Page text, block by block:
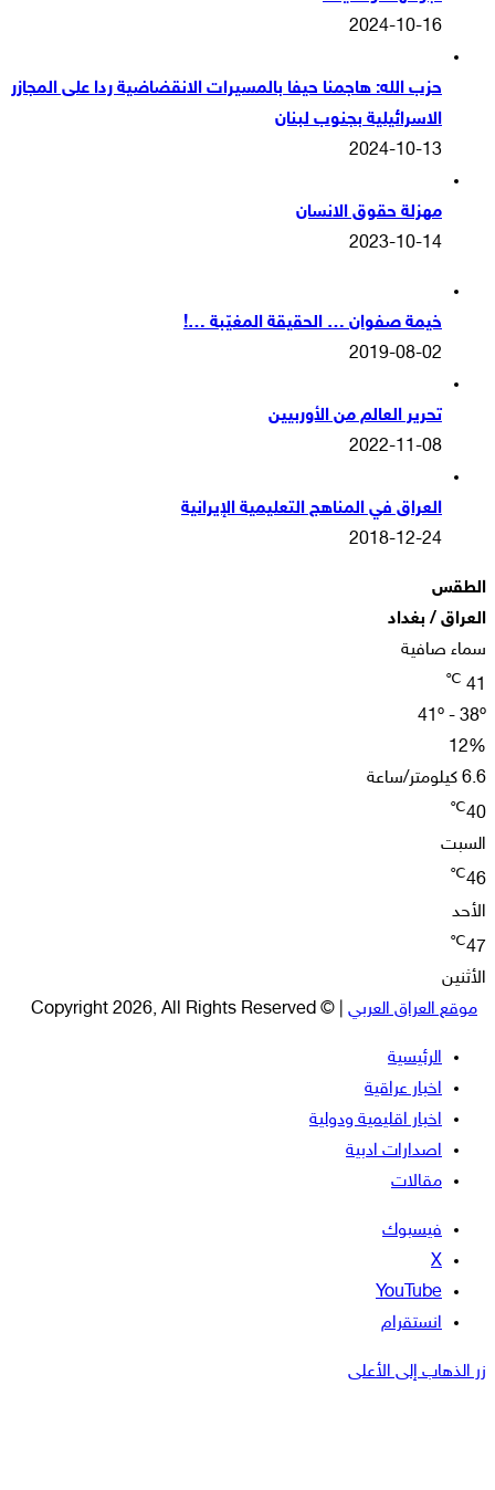
2024-10-16
حزب الله: هاجمنا حيفا بالمسيرات الانقضاضية ردا على المجازر
الاسرائيلية بجنوب لبنان
2024-10-13
مهزلة حقوق الانسان
2023-10-14
خيمة صفوان … الحقيقة المغيّبة …!
2019-08-02
تحرير العالم من الأوربيين
2022-11-08
العراق في المناهج التعليمية الإيرانية
2018-12-24
الطقس
العراق / بغداد
سماء صافية
41
℃
41º - 38º
12%
6.6 كيلومتر/ساعة
40
℃
السبت
46
℃
الأحد
47
℃
الأثنين
موقع العراق العربي | © Copyright 2026, All Rights Reserved
الرئيسية
اخبار عراقية
اخبار اقليمية ودولية
اصدارات ادبية
مقالات
فيسبوك
‫X
‫YouTube
انستقرام
زر الذهاب إلى الأعلى